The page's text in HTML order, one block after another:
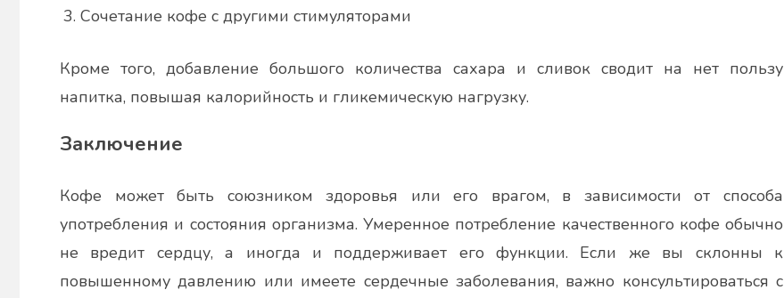
Сочетание кофе с другими стимуляторами
Кроме того, добавление большого количества сахара и сливок сводит на нет пользу
напитка, повышая калорийность и гликемическую нагрузку.
Заключение
Кофе может быть союзником здоровья или его врагом, в зависимости от способа
употребления и состояния организма. Умеренное потребление качественного кофе обычно
не вредит сердцу, а иногда и поддерживает его функции. Если же вы склонны к
повышенному давлению или имеете сердечные заболевания, важно консультироваться с